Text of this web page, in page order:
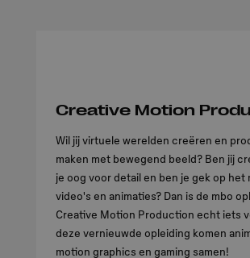
Creative Motion
Wil jij virtuele werelden creëren en
maken met bewegend beeld? Ben jij
je oog voor detail en ben je gek op het
video's en animaties? Dan is de mbo
Creative Motion Production echt iets
deze vernieuwde opleiding komen
motion graphics en gaming samen!